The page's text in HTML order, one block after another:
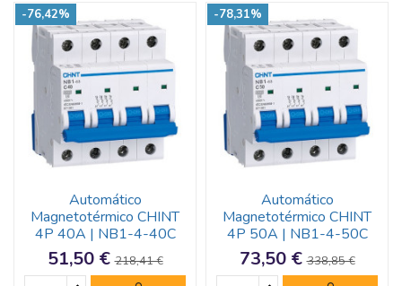
-76,42%
Automático
Magnetotérmico CHINT
4P 40A | NB1-4-40C
51,50 €218,41 €
-78,31%
Automático
Magnetotérmico CHINT
4P 50A | NB1-4-50C
73,50 €338,85 €